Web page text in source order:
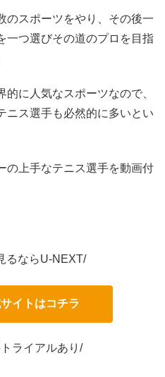
のスポーツをやり、その後一
一つ選びその道のプロを目指
に人気なスポーツなので、
ニス選手も必然的に多いとい
の上手なテニス選手を動画付
るならU-NEXT/
イトはコチラ
ライアルあり/